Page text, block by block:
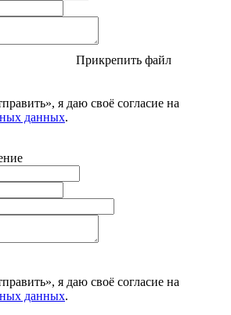
Прикрепить файл
я даю своё согласие на
данных.
я даю своё согласие на
данных.